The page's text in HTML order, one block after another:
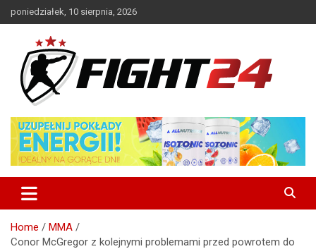
to
poniedziałek, 10 sierpnia, 2026
FIGHT24.PL – MMA i K-1, UFC
Home
MMA
Conor McGregor z kolejnymi problemami przed powrotem do